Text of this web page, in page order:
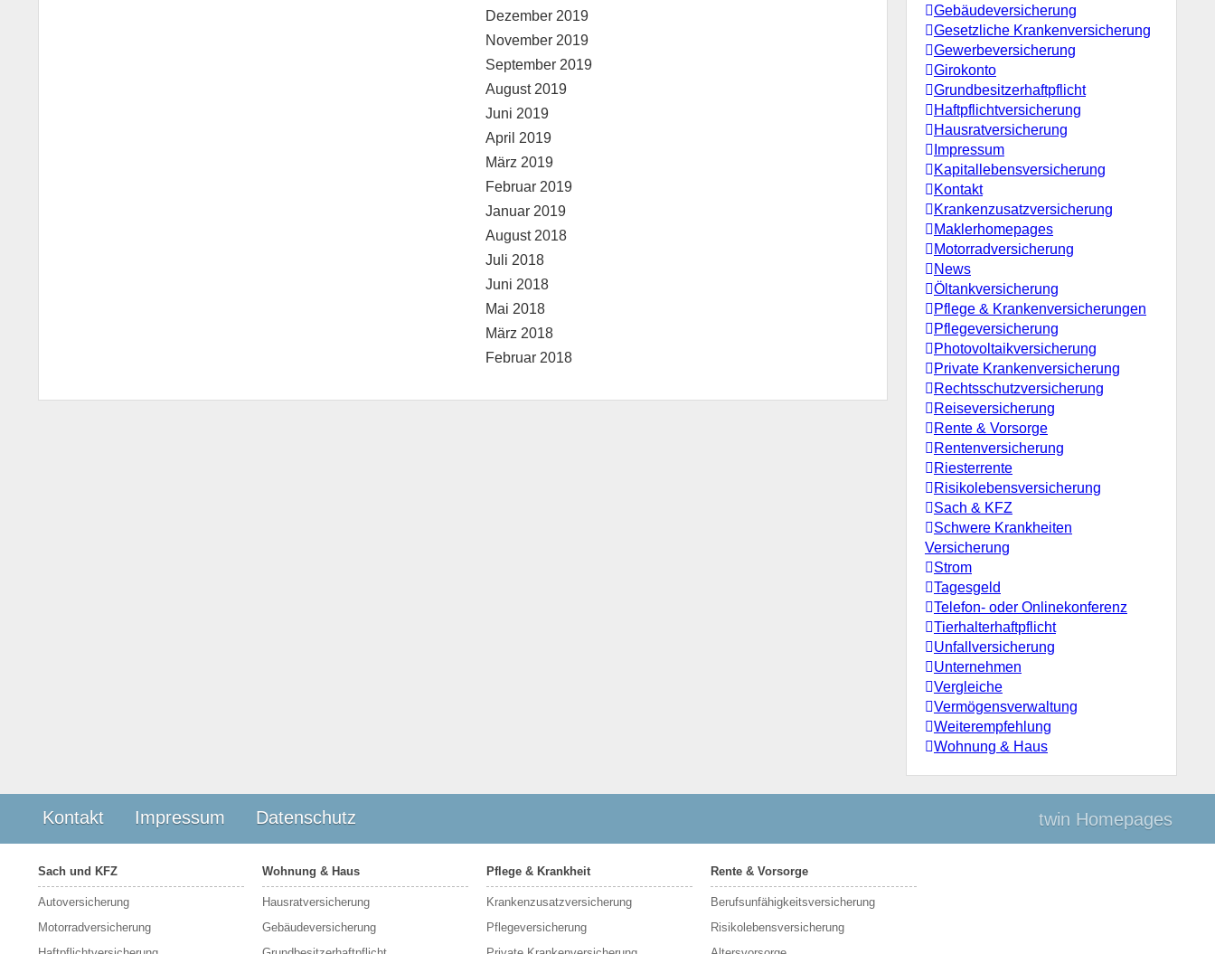
Gebäudeversicherung
Gesetzliche Krankenversicherung
Gewerbeversicherung
Girokonto
Grundbesitzerhaftpflicht
Haftpflichtversicherung
Hausratversicherung
Impressum
Kapitallebensversicherung
Kontakt
Krankenzusatzversicherung
Maklerhomepages
Motorradversicherung
News
Öltankversicherung
Pflege & Krankenversicherungen
Pflegeversicherung
Photovoltaikversicherung
Private Krankenversicherung
Rechtsschutzversicherung
Reiseversicherung
Rente & Vorsorge
Rentenversicherung
Riesterrente
Risikolebensversicherung
Sach & KFZ
Schwere Krankheiten
Versicherung
Strom
Tagesgeld
Telefon- oder Onlinekonferenz
Tierhalterhaftpflicht
Unfallversicherung
Unternehmen
Vergleiche
Vermögensverwaltung
Weiterempfehlung
Wohnung & Haus
Dezember 2019
November 2019
September 2019
August 2019
Juni 2019
April 2019
März 2019
Februar 2019
Januar 2019
August 2018
Juli 2018
Juni 2018
Mai 2018
März 2018
Februar 2018
Kontakt Impressum Datenschutz twin Homepages
Sach und KFZ
Autoversicherung
Motorradversicherung
Wohnung & Haus
Hausratversicherung
Gebäudeversicherung
Pflege & Krankheit
Krankenzusatzversicherung
Pflegeversicherung
Rente & Vorsorge
Berufs­unfähigkeitsversicherung
Risikolebensversicherung